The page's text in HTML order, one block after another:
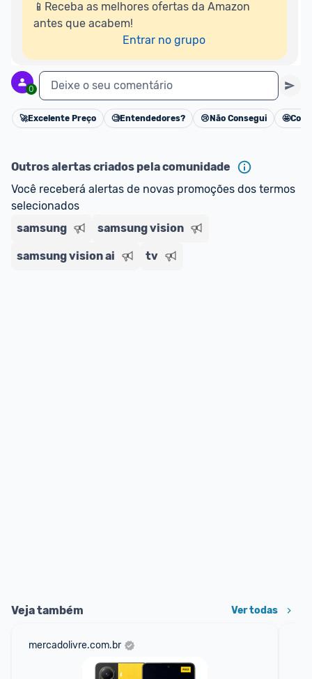
📱Receba as melhores ofertas da Amazon
antes que acabem!
Entrar no grupo
0 Deixe o seu comentário
Cancelar
🚀Excelente Preço 🧐Entendedores? 😢 Não Consegui 🤩
Outros alertas criados pela comunidade
Você receberá alertas de novas promoções dos termos
selecionados
samsung
samsung vision
samsung vision ai tv
Veja também Ver todas
mercadolivre.com.br